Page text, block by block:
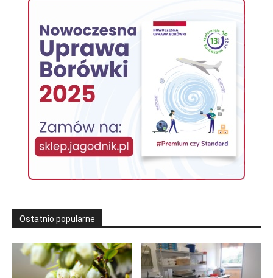
Ostatnio popularne